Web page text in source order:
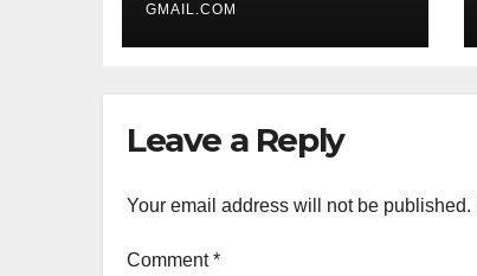
GMAIL.COM
Leave a Reply
Your email address will not be published.
Comment*